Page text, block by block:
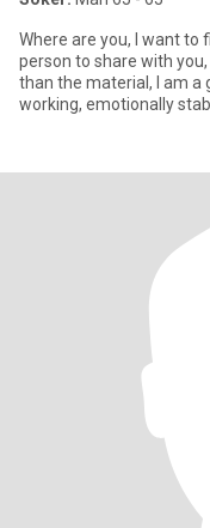
Where are you, I want to
person to share with
than the material, I am a
working, emotionally